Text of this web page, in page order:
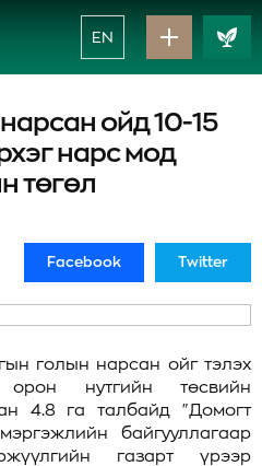
EN
ойд 10-15
нарс мод
төгөл
Facebook Twitter
голын нарсан ойг тэлэх
нутгийн төсвийн
4.8 га талбайд "Домогт
байгууллагаар
газарт үрээр